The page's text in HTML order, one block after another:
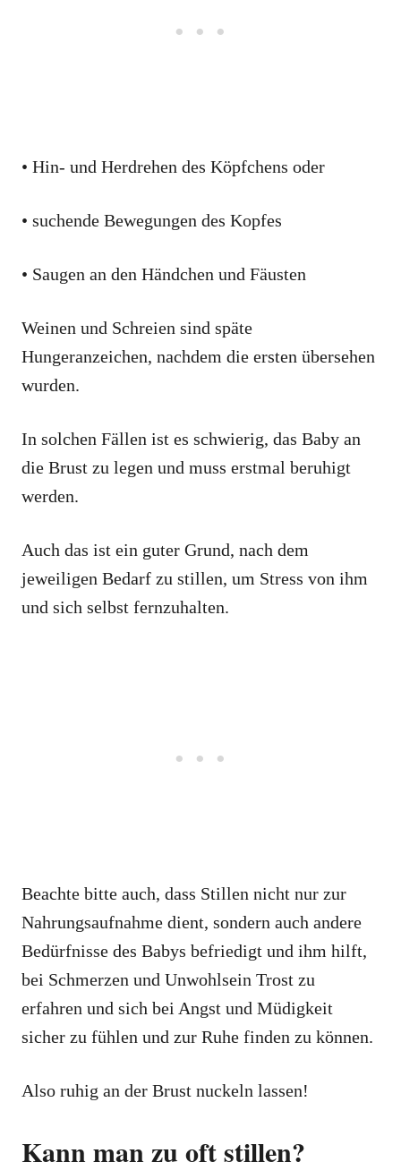
• Hin- und Herdrehen des Köpfchens oder
• suchende Bewegungen des Kopfes
• Saugen an den Händchen und Fäusten
Weinen und Schreien sind späte
Hungeranzeichen, nachdem die ersten übersehen
wurden.
In solchen Fällen ist es schwierig, das Baby an
die Brust zu legen und muss erstmal beruhigt
werden.
Auch das ist ein guter Grund, nach dem
jeweiligen Bedarf zu stillen, um Stress von ihm
und sich selbst fernzuhalten.
Beachte bitte auch, dass Stillen nicht nur zur
Nahrungsaufnahme dient, sondern auch andere
Bedürfnisse des Babys befriedigt und ihm hilft,
bei Schmerzen und Unwohlsein Trost zu
erfahren und sich bei Angst und Müdigkeit
sicher zu fühlen und zur Ruhe finden zu können.
Also ruhig an der Brust nuckeln lassen!
Kann man zu oft stillen?